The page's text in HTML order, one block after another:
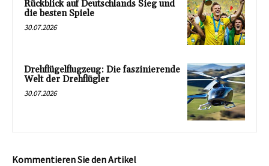
Rückblick auf Deutschlands Sieg und
die besten Spiele
30.07.2026
Drehflügelflugzeug: Die faszinierende
Welt der Drehflügler
30.07.2026
Kommentieren Sie den Artikel